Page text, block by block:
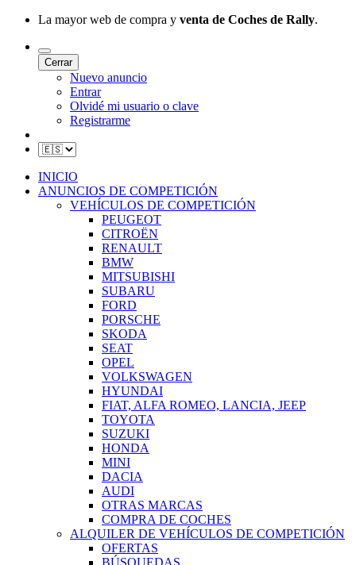
La mayor web de compra y venta de Coches de Rally.
Cerrar
Nuevo anuncio
Entrar
Olvidé mi usuario o clave
Registrarme
INICIO
ANUNCIOS DE COMPETICIÓN
VEHÍCULOS DE COMPETICIÓN
PEUGEOT
CITROËN
RENAULT
BMW
MITSUBISHI
SUBARU
FORD
PORSCHE
SKODA
SEAT
OPEL
VOLKSWAGEN
HYUNDAI
FIAT, ALFA ROMEO, LANCIA, JEEP
TOYOTA
SUZUKI
HONDA
MINI
DACIA
AUDI
OTRAS MARCAS
COMPRA DE COCHES
ALQUILER DE VEHÍCULOS DE COMPETICIÓN
OFERTAS
BÚSQUEDAS